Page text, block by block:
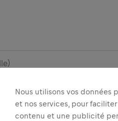
AGRANDIR LA CARTE
Nous utilisons vos données
et nos services, pour
contenu et une publicité